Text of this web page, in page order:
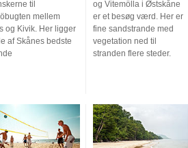
til
mellem
og Kivik. Her ligger
af Skånes bedste
og Vitemölla i Østskåne
er et besøg værd. Her er
fine sandstrande med
vegetation ned til
stranden flere steder.